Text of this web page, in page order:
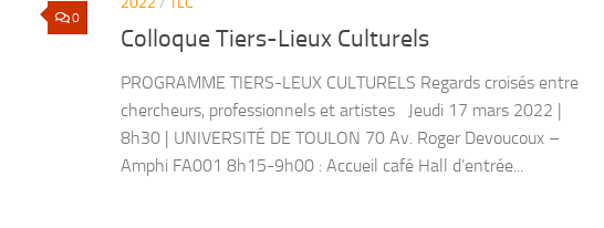
0
Colloque Tiers-Lieux Culturels
PROGRAMME TIERS-LEUX CULTURELS Regards croisés entre
chercheurs, professionnels et artistes Jeudi 17 mars 2022 |
8h30 | UNIVERSITÉ DE TOULON 70 Av. Roger Devoucoux –
Amphi FA001 8h15-9h00 : Accueil café Hall d’entrée...